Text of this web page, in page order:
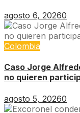
agosto 6, 20260
Colombia
Caso Jorge
no quieren
agosto 5, 20260